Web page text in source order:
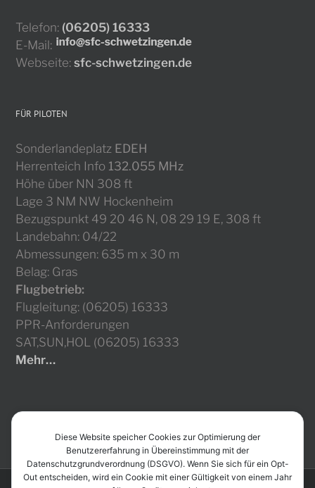
Telefon: (06205) 16333
E-Mail:
Webseite:sfc-schwetzingen.de
FÜR PILOTEN
Sonderlandeplatz EDEH
Herrenteich Info 132.055 MHz
Höhe über NN 308 ft
Lage 3 NM NW Hockenheim
Bezugspunkt 49 20 46 N, 08 29 19 E, 308 ft
Landebahn: 04/22
Abmessungen: 635 m x 30 m
Belag: Gras
Flugbetrieb:
Flugleitung: (06205) 16333
PPR-Anforderungen
SAT,SUN,HOL (06205) 16333
Mehr…
Diese Website speicher Cookies zur Optimierung der
Benutzererfahrung in Übereinstimmung mit der
Datenschutzgrundverordnung (DSGVO). Wenn Sie sich für ein Opt-
Out entscheiden, wird ein Cookie mit einer Gültigkeit von einem Jahr